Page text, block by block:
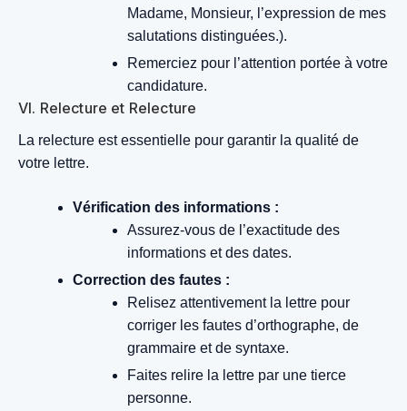
Madame, Monsieur, l’expression de mes
salutations distinguées.).
Remerciez pour l’attention portée à votre
candidature.
VI. Relecture et Relecture
La relecture est essentielle pour garantir la qualité de
votre lettre.
Vérification des informations :
Assurez-vous de l’exactitude des
informations et des dates.
Correction des fautes :
Relisez attentivement la lettre pour
corriger les fautes d’orthographe, de
grammaire et de syntaxe.
Faites relire la lettre par une tierce
personne.